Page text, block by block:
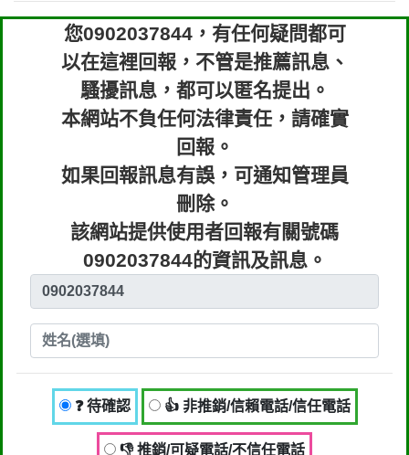
關依前項規定利用個人資料行銷者，當
事人表示拒絕接受行銷時，應即停止利
用其個人資料行銷」，第11條也明訂
「違反本法規定蒐集、處理或利用個人
資料者，應主動或依當事人之請求，刪
除、停止蒐集、處理或利用該個人資
料」。只要接到未經書面同意的單位打
來的推銷電話或寄推銷郵件到府做推
銷，都可以提告，刑期2年到5年不等，
單一事件賠償金額最高2億元。
行業/類型： 其他,不詳,財務借貸,來源
不明的推銷,提高警覺 ( 包括不良銷售手
法、各類詐騙 )
回報時間：2025-12-27 17:07:07
👎 推銷/可疑電話/不信任電話
您0902037844，有任何疑問都可
以在這裡回報，不管是推薦訊息、
騷擾訊息，都可以匿名提出。
本網站不負任何法律責任，請確實
回報。
如果回報訊息有誤，可通知管理員
刪除。
該網站提供使用者回報有關號碼
0902037844的資訊及訊息。
❓ 待確認 👍 非推銷/信賴電話/信任電話
👎 推銷/可疑電話/不信任電話